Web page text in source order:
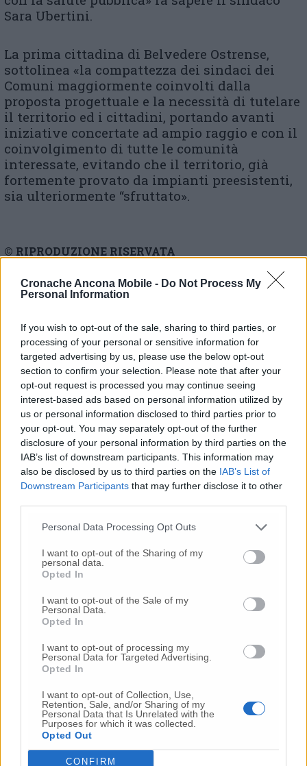
Cronache Ancona Mobile - Do Not Process My
Personal Information
If you wish to opt-out of the sale, sharing to third parties, or
processing of your personal or sensitive information for
targeted advertising by us, please use the below opt-out
section to confirm your selection. Please note that after your
opt-out request is processed you may continue seeing
interest-based ads based on personal information utilized by
us or personal information disclosed to third parties prior to
your opt-out. You may separately opt-out of the further
disclosure of your personal information by third parties on the
IAB’s list of downstream participants. This information may
also be disclosed by us to third parties on the IAB’s List of
Downstream Participants that may further disclose it to other
Personal Data Processing Opt Outs
I want to opt-out of the Sharing of my
personal data.
Opted In
I want to opt-out of the Sale of my
Personal Data.
Opted In
I want to opt-out of processing my
Personal Data for Targeted Advertising.
Opted In
I want to opt-out of Collection, Use,
Retention, Sale, and/or Sharing of my
Personal Data that Is Unrelated with the
Purposes for which it was collected.
Opted Out
CONFIRM
Sara Ubertini.
La prima cittadina di Belvedere Ostrense,
sottolinea «la compattezza dei sindaci dei
Comuni maggiormente coinvolti dalla
proposta progettuale e la necessità di tutelare
il territorio ed i cittadini, portando avanti
iniziative concertate ad ampio raggio e con il
coinvolgimento di tutte le comunità
interessate, evitando che il territorio, già
fortemente provato da impianti preesistenti,
sia ulteriormente “sfruttato».
© RIPRODUZIONE RISERVATA
Vai alla home
Commenti
Nessun commento presente
Commenta
Commenta l'articolo
Gli articoli più letti
orrore all’asilo, arrestate due educatrici
-Scontro tra auto e moto a Numana:
gravissimo un centauro
in eliambulanza a Torrette
24 Lug-Maltrattamenti all’asilo, parla il sindaco:
«Notifica arrivata in mattinata,
sono andati lì»
-Fermato col taser,muore in ospedale dopo un
inseguimento. Indagini in corso per accertare le